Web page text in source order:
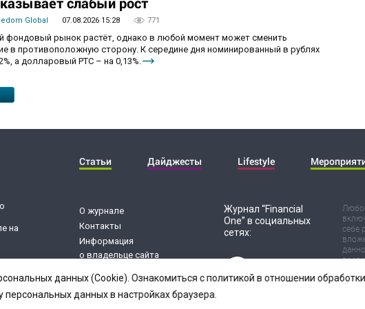
Global 07.08.2026 15:28 771
фондовый рынок растёт, однако в любой момент может сменить
в противоположную сторону. К середине дня номинированный в рублях
а долларовый РТС – на 0,13%.
на
Статьи Дайджесты Lifestyle
О журнале
Контакты
Информация
о владельце сайта
персональных данных
Журнал “Financial
One” в социальных
сетях:
себе
риск
данных (Cookie). Ознакомиться с политикой в отношении
персональных данных в настройках браузера.